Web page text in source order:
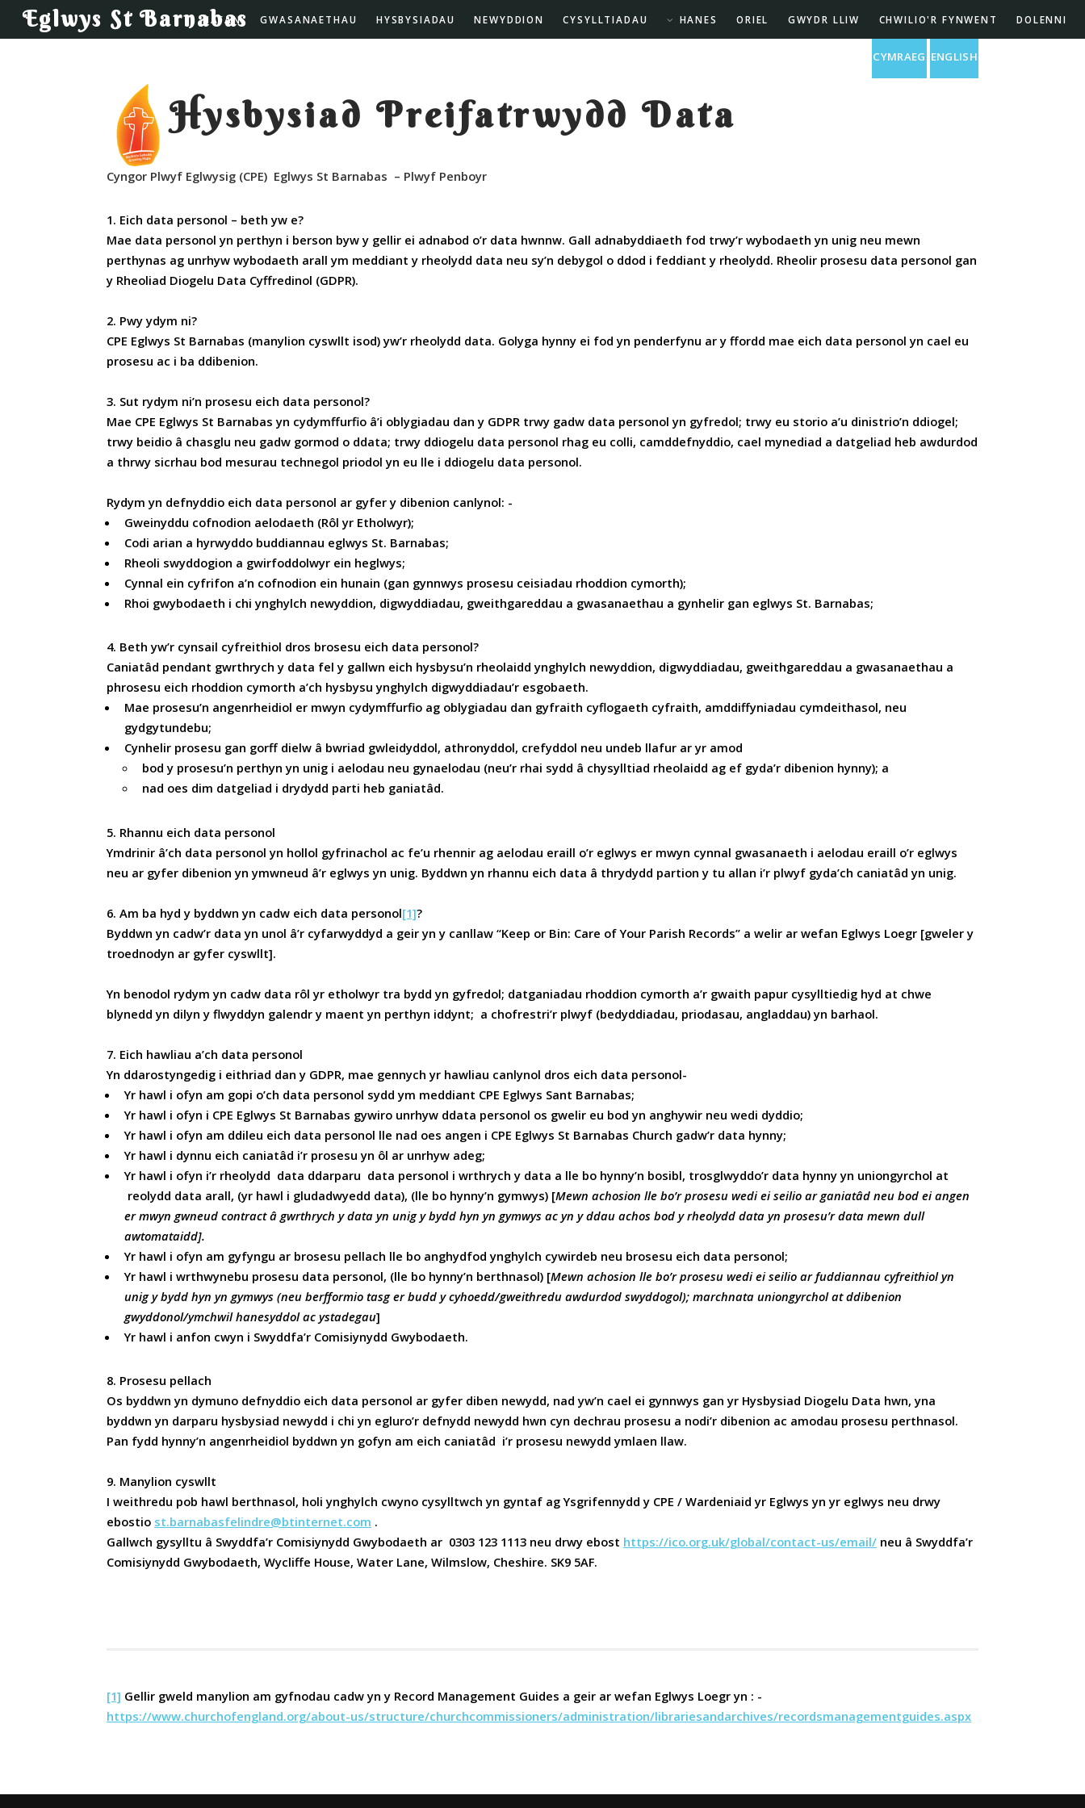
Eglwys St Barnabas
Eglwys St Barnabas
HAFAN GWASANAETHAU HYSBYSIADAU NEWYDDION CYSYLLTIADAU HANES ORIEL GWYDR LLIW CHWILIO'R FYNWENT DOLENNI
CYMRAEG ENGLISH
Hysbysiad Preifatrwydd Data
Cyngor Plwyf Eglwysig (CPE) Eglwys St Barnabas – Plwyf Penboyr
1. Eich data personol – beth yw e?
Mae data personol yn perthyn i berson byw y gellir ei adnabod o’r data hwnnw. Gall adnabyddiaeth fod trwy’r wybodaeth yn unig neu mewn
perthynas ag unrhyw wybodaeth arall ym meddiant y rheolydd data neu sy’n debygol o ddod i feddiant y rheolydd. Rheolir prosesu data personol gan
y Rheoliad Diogelu Data Cyffredinol (GDPR).
2. Pwy ydym ni?
CPE Eglwys St Barnabas (manylion cyswllt isod) yw’r rheolydd data. Golyga hynny ei fod yn penderfynu ar y ffordd mae eich data personol yn cael eu
prosesu ac i ba ddibenion.
3. Sut rydym ni’n prosesu eich data personol?
Mae CPE Eglwys St Barnabas yn cydymffurfio â’i oblygiadau dan y GDPR trwy gadw data personol yn gyfredol; trwy eu storio a’u dinistrio’n ddiogel;
trwy beidio â chasglu neu gadw gormod o ddata; trwy ddiogelu data personol rhag eu colli, camddefnyddio, cael mynediad a datgeliad heb awdurdod
a thrwy sicrhau bod mesurau technegol priodol yn eu lle i ddiogelu data personol.
Rydym yn defnyddio eich data personol ar gyfer y dibenion canlynol: -
Gweinyddu cofnodion aelodaeth (Rôl yr Etholwyr);
Codi arian a hyrwyddo buddiannau eglwys St. Barnabas;
Rheoli swyddogion a gwirfoddolwyr ein heglwys;
Cynnal ein cyfrifon a’n cofnodion ein hunain (gan gynnwys prosesu ceisiadau rhoddion cymorth);
Rhoi gwybodaeth i chi ynghylch newyddion, digwyddiadau, gweithgareddau a gwasanaethau a gynhelir gan eglwys St. Barnabas;
4. Beth yw’r cynsail cyfreithiol dros brosesu eich data personol?
Caniatâd pendant gwrthrych y data fel y gallwn eich hysbysu’n rheolaidd ynghylch newyddion, digwyddiadau, gweithgareddau a gwasanaethau a
phrosesu eich rhoddion cymorth a’ch hysbysu ynghylch digwyddiadau’r esgobaeth.
Mae prosesu’n angenrheidiol er mwyn cydymffurfio ag oblygiadau dan gyfraith cyflogaeth cyfraith, amddiffyniadau cymdeithasol, neu
gydgytundebu;
Cynhelir prosesu gan gorff dielw â bwriad gwleidyddol, athronyddol, crefyddol neu undeb llafur ar yr amod
bod y prosesu’n perthyn yn unig i aelodau neu gynaelodau (neu’r rhai sydd â chysylltiad rheolaidd ag ef gyda’r dibenion hynny); a
nad oes dim datgeliad i drydydd parti heb ganiatâd.
5. Rhannu eich data personol
Ymdrinir â’ch data personol yn hollol gyfrinachol ac fe’u rhennir ag aelodau eraill o’r eglwys er mwyn cynnal gwasanaeth i aelodau eraill o’r eglwys
neu ar gyfer dibenion yn ymwneud â’r eglwys yn unig. Byddwn yn rhannu eich data â thrydydd partion y tu allan i’r plwyf gyda’ch caniatâd yn unig.
6. Am ba hyd y byddwn yn cadw eich data personol[1]?
Byddwn yn cadw’r data yn unol â’r cyfarwyddyd a geir yn y canllaw “Keep or Bin: Care of Your Parish Records” a welir ar wefan Eglwys Loegr [gweler y
troednodyn ar gyfer cyswllt].
Yn benodol rydym yn cadw data rôl yr etholwyr tra bydd yn gyfredol; datganiadau rhoddion cymorth a’r gwaith papur cysylltiedig hyd at chwe
blynedd yn dilyn y flwyddyn galendr y maent yn perthyn iddynt; a chofrestri’r plwyf (bedyddiadau, priodasau, angladdau) yn barhaol.
7. Eich hawliau a’ch data personol
Yn ddarostyngedig i eithriad dan y GDPR, mae gennych yr hawliau canlynol dros eich data personol-
Yr hawl i ofyn am gopi o’ch data personol sydd ym meddiant CPE Eglwys Sant Barnabas;
Yr hawl i ofyn i CPE Eglwys St Barnabas gywiro unrhyw ddata personol os gwelir eu bod yn anghywir neu wedi dyddio;
Yr hawl i ofyn am ddileu eich data personol lle nad oes angen i CPE Eglwys St Barnabas Church gadw’r data hynny;
Yr hawl i dynnu eich caniatâd i’r prosesu yn ôl ar unrhyw adeg;
Yr hawl i ofyn i’r rheolydd data ddarparu data personol i wrthrych y data a lle bo hynny’n bosibl, trosglwyddo’r data hynny yn uniongyrchol at
reolydd data arall, (yr hawl i gludadwyedd data), (lle bo hynny’n gymwys) [Mewn achosion lle bo’r prosesu wedi ei seilio ar ganiatâd neu bod ei angen
er mwyn gwneud contract â gwrthrych y data yn unig y bydd hyn yn gymwys ac yn y ddau achos bod y rheolydd data yn prosesu’r data mewn dull
awtomataidd].
Yr hawl i ofyn am gyfyngu ar brosesu pellach lle bo anghydfod ynghylch cywirdeb neu brosesu eich data personol;
Yr hawl i wrthwynebu prosesu data personol, (lle bo hynny’n berthnasol) [Mewn achosion lle bo’r prosesu wedi ei seilio ar fuddiannau cyfreithiol yn
unig y bydd hyn yn gymwys (neu berfformio tasg er budd y cyhoedd/gweithredu awdurdod swyddogol); marchnata uniongyrchol at ddibenion
gwyddonol/ymchwil hanesyddol ac ystadegau]
Yr hawl i anfon cwyn i Swyddfa’r Comisiynydd Gwybodaeth.
8. Prosesu pellach
Os byddwn yn dymuno defnyddio eich data personol ar gyfer diben newydd, nad yw’n cael ei gynnwys gan yr Hysbysiad Diogelu Data hwn, yna
byddwn yn darparu hysbysiad newydd i chi yn egluro’r defnydd newydd hwn cyn dechrau prosesu a nodi’r dibenion ac amodau prosesu perthnasol.
Pan fydd hynny’n angenrheidiol byddwn yn gofyn am eich caniatâd i’r prosesu newydd ymlaen llaw.
9. Manylion cyswllt
I weithredu pob hawl berthnasol, holi ynghylch cwyno cysylltwch yn gyntaf ag Ysgrifennydd y CPE / Wardeniaid yr Eglwys yn yr eglwys neu drwy
ebostio st.barnabasfelindre@btinternet.com .
Gallwch gysylltu â Swyddfa’r Comisiynydd Gwybodaeth ar 0303 123 1113 neu drwy ebost https://ico.org.uk/global/contact-us/email/ neu â Swyddfa’r
Comisiynydd Gwybodaeth, Wycliffe House, Water Lane, Wilmslow, Cheshire. SK9 5AF.
[1] Gellir gweld manylion am gyfnodau cadw yn y Record Management Guides a geir ar wefan Eglwys Loegr yn : -
https://www.churchofengland.org/about-us/structure/churchcommissioners/administration/librariesandarchives/recordsmanagementguides.aspx